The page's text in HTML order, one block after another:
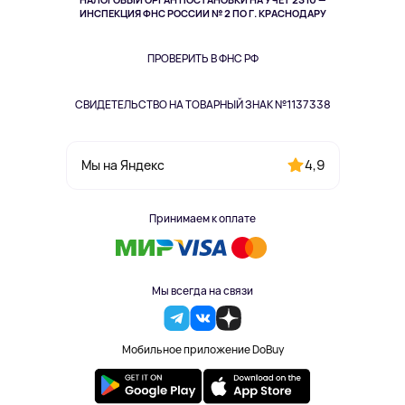
ИНСПЕКЦИЯ ФНС РОССИИ № 2 ПО Г. КРАСНОДАРУ
ПРОВЕРИТЬ В ФНС РФ
СВИДЕТЕЛЬСТВО НА ТОВАРНЫЙ ЗНАК №1137338
Мы на Яндекс 4,9
Принимаем к оплате
Мы всегда на связи
Мобильное приложение DoBuy
Здоровье питомцев
Одежда и аксессуары